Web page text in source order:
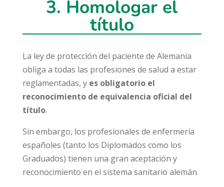
3. Homologar el
título
La ley de protección del paciente de Alemania
obliga a todas las profesiones de salud a estar
reglamentadas, y es obligatorio el
reconocimiento de equivalencia oficial del
título.
Sin embargo, los profesionales de enfermería
españoles (tanto los Diplomados como los
Graduados) tienen una gran aceptación y
reconocimiento en el sistema sanitario alemán.